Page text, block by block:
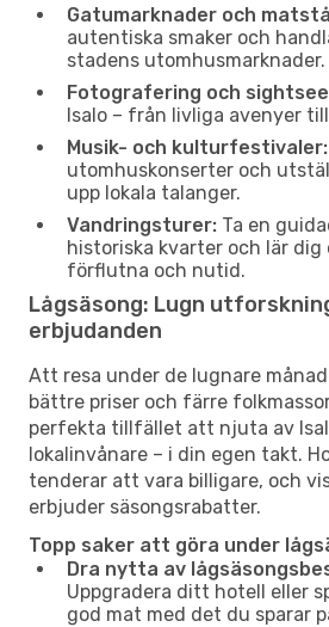
Gatumarknader och
autentiska smaker och
stadens utomhusmarknader.
Fotografering och
Isalo – från livliga avenyer
Musik- och kulturfestivaler:
utomhuskonserter och
upp lokala talanger.
Vandringsturer: Ta en
historiska kvarter och lär dig
förflutna och nutid.
Lågsäsong: Lugn
erbjudanden
Att resa under de lugnare
bättre priser och färre
perfekta tillfället att njuta av
lokalinvånare – i din egen takt.
tenderar att vara billigare, och
erbjuder säsongsrabatter.
Topp saker att göra under
Dra nytta av
Uppgradera ditt hotell eller
god mat med det du sparar